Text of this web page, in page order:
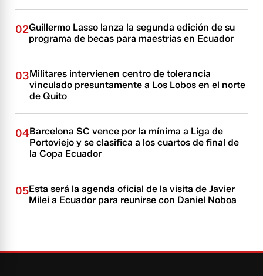
02Guillermo Lasso lanza la segunda edición de su
programa de becas para maestrías en Ecuador
03Militares intervienen centro de tolerancia
vinculado presuntamente a Los Lobos en el norte
de Quito
04Barcelona SC vence por la mínima a Liga de
Portoviejo y se clasifica a los cuartos de final de
la Copa Ecuador
05Esta será la agenda oficial de la visita de Javier
Milei a Ecuador para reunirse con Daniel Noboa